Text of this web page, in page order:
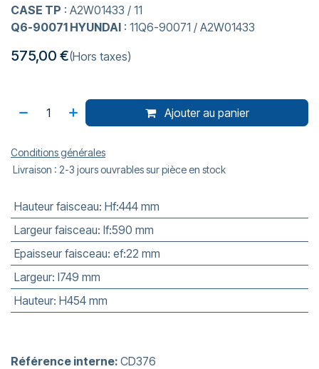
CASE TP : A2W01433 / 11
Q6-90071 HYUNDAI : 11Q6-90071 / A2W01433
575,00 €(Hors taxes)
Ajouter au panier
Conditions générales
Livraison : 2-3 jours ouvrables sur pièce en stock
Hauteur faisceau: Hf:444 mm
Largeur faisceau: lf:590 mm
Epaisseur faisceau: ef:22 mm
Largeur: l749 mm
Hauteur: H454 mm
Référence interne: CD376